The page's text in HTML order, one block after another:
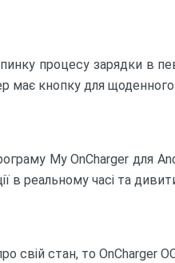
процесу зарядки в
має кнопку для
My OnCharger для
в реальному часі та
свій стан, то OnCharger